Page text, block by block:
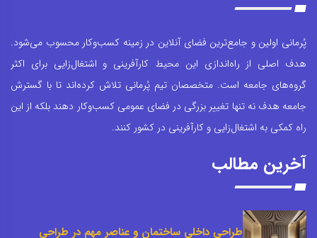
پُرمانی اولین و جامع‌ترین فضای آنلاین در زمینه کسب‌وکار محسوب می‌شود.
هدف اصلی از راه‌اندازی این محیط کارآفرینی و اشتغال‌زایی برای اکثر
گروه‌های جامعه است. متخصصان تیم پُرمانی تلاش کرده‌اند تا با گسترش
جامعه هدف نه تنها تغییر بزرگی در فضای عمومی کسب‌وکار دهند بلکه از این
راه کمکی به اشتغال‌زایی و کارآفرینی در کشور کنند.
آخرین مطالب
طراحی داخلی ساختمان و عناصر مهم در طراحی